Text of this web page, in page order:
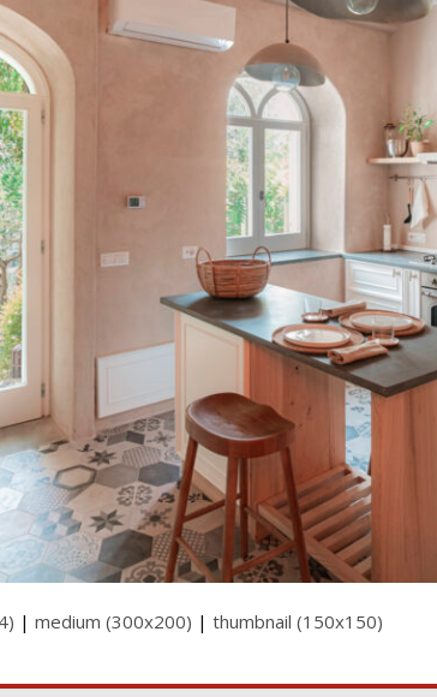
| medium (300x200) | thumbnail (150x150)